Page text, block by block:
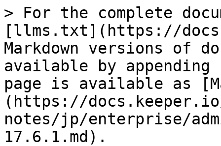
> For the complete
[llms.txt](https://
Markdown versions of
available by
page is available as
(https://
notes/jp/enterprise/
17.6.1.md).